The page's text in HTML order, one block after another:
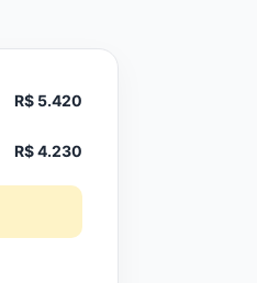
R$ 5.420
R$ 4.230